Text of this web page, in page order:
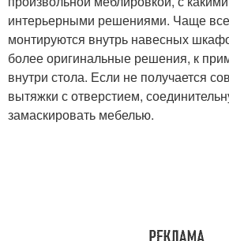
Клапан для вытяжки
интерьерными решениями. Чаще
монтируются внутрь навесных
более оригинальные решения, к
внутри стола. Если не получается
вытяжки с отверстием,
замаскировать мебелью.